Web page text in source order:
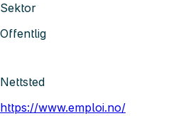
Sektor
Offentlig
Nettsted
https://www.emploi.no/